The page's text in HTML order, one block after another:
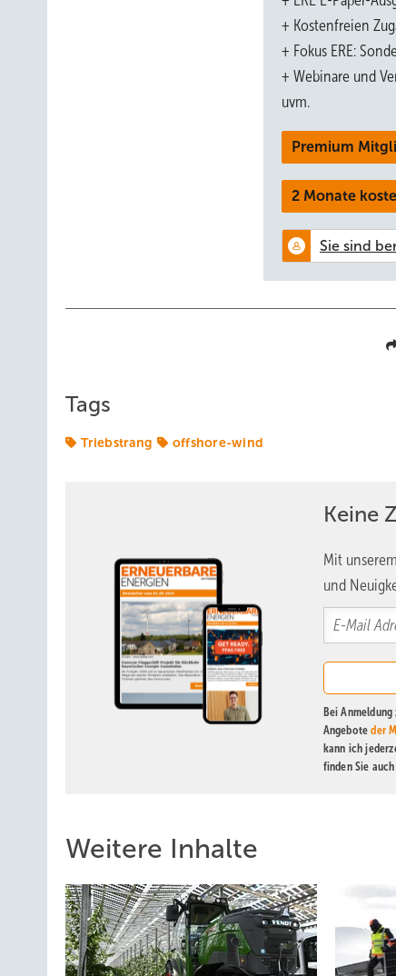
Das Konzept sei in Zusammenarbeit mit Kollegen aus
hochschnell rotierender Motoren in Elektroautos. Als
gleichmäßig zu verteilen und Stromeinspeisung
Wind-Forschung, dürfte dies nun gut bewältigen, sagt
+ Kostenfreien
+ Fokus ERE:
+ Webinare und
uvm.
Premium
2 Monate
Tags
Triebstrang offshore-wind
Keine
Mit
und
Bei
Angeboteder
kann ich
finden Sie
Weitere Inhalte